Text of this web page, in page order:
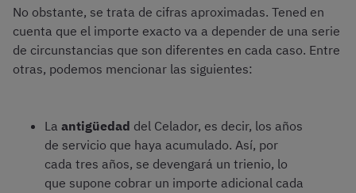
No obstante, se trata de cifras aproximadas. Tened en
cuenta que el importe exacto va a depender de una serie
de circunstancias que son diferentes en cada caso. Entre
otras, podemos mencionar las siguientes:
La antigüedad del Celador, es decir, los años
de servicio que haya acumulado. Así, por
cada tres años, se devengará un trienio, lo
que supone cobrar un importe adicional cada